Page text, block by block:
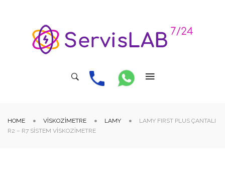
HOME VISKOZIMETRE LAMY
LAMY FIRST PLUS ÇANTALI
R2 – R7 SISTEM VISKOZIMETRE